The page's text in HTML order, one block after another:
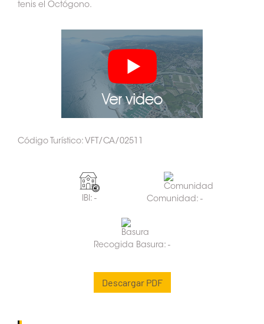
tenis el Octógono.
Código Turístico: VFT/CA/02511
IBI: - Comunidad: -
Recogida Basura: -
Descargar PDF